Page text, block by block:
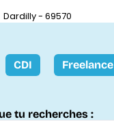
Dardilly - 69570
CDI Freelance
tu recherches :